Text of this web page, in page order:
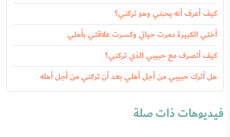
كيف أعرف أنه يحبني وهو تركني؟
أختي الكبيرة دمرت حياتي وكسرت علاقتي بأهلي
كيف أتصرف مع حبيبي الذي تركني؟
هل أترك حبيبي من أجل أهلي بعد أن تركني من أجل أهله
فيديوهات ذات صلة